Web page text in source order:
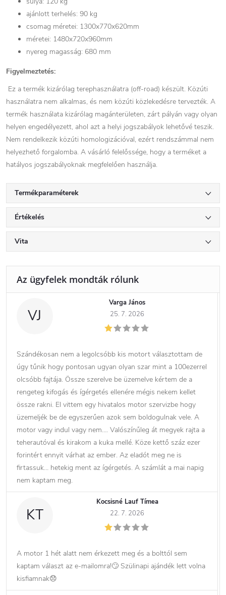
ajánlott terhelés: 90 kg
csomag méretei: 1300x770x620mm
méretei: 1480x720x960mm
nyereg magasság: 680 mm
Figyelmeztetés:
Ez a termék kizárólag terephasználatra (off-road) készült. Közúti
használatra nem alkalmas, és nem közúti közlekedésre tervezték. A
termék használata kizárólag magánterületen, zárt pályán vagy olyan
helyen engedélyezett, ahol azt a helyi jogszabályok lehetővé teszik.
Nem rendelkezik közúti homologizációval, ezért rendszámmal nem
helyezhető forgalomba. A vásárló felelőssége, hogy a terméket a
hatályos jogszabályoknak megfelelően használja.
Termékparaméterek
Értékelés
Vita
VJ
Varga János
25. 7. 2026
Szándékosan nem a legolcsóbb kis motort választottam de
úgy tűnik hogy pontosan ugyan olyan szar mint a 100ezerrel
olcsóbb fajtája. Össze szerelve be üzemelve kértem de a
rengeteg kifogás és ígérgetés ellenére mégis nekem kellet
össze rakni. El vittem egy hivatalos motor szervizbe hogy
üzemeljék be de egyszerűen azok sem boldogulnak vele. A
motor vagy indul vagy nem…. Valószínűleg át megyek rajta a
teherautóval és kirakom a kuka mellé. Köze kettő száz ezer
forintért ennyit várhat az ember. Az eladót meg ne is
firtassuk… hetekig ment az ígérgetés. A számlát a mai napig
nem kaptam meg.
KT
Kocsisné Lauf Tímea
22. 7. 2026
A motor 1 hét alatt nem érkezett meg és a bolttól sem
kaptam választ az e-mailomra!🙄 Szülinapi ajándék lett volna
kisfiamnak😞